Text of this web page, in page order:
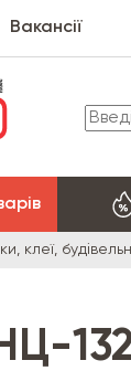
Вакансії
клеї,
132